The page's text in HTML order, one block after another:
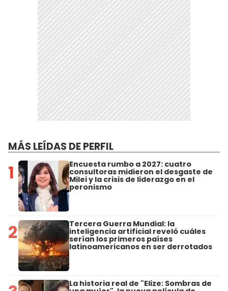
MÁS LEÍDAS DE PERFIL
1 Encuesta rumbo a 2027: cuatro
consultoras midieron el desgaste de
Milei y la crisis de liderazgo en el
peronismo
2 Tercera Guerra Mundial: la
inteligencia artificial reveló cuáles
serían los primeros países
latinoamericanos en ser derrotados
La historia real de "Elize: Sombras de